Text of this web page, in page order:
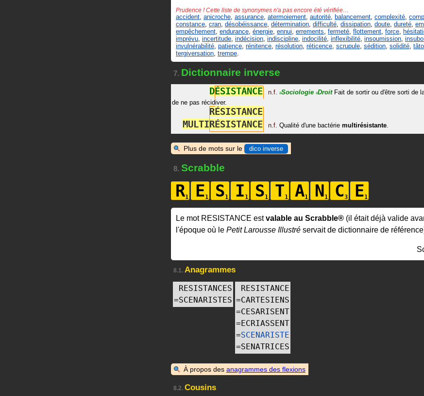
Prudence ! Cette liste de synonymes n'a pas encore été vérifiée…
accident anicroche assurance atermoiement autorité balancement complexité
constance cran désobéissance détermination difficulté dissipation doute dureté
empêchement endurance énergie ennui errements fermeté flottement force
imprévu incertitude indécision indiscipline indocilité inflexibilité insoumission
invulnérabilité patience rénitence résolution réticence scrupule sédition solidité
tergiversation trempe
7. Dictionnaire inverse
DÉSISTANCE n.f. #Sociologie #Droit Fait de sortir ou d'être sorti de
de ne pas récidiver.
RÉSISTANCE
MULTIRÉSISTANCE n.f. Qualité d'une bactérie multirésistante
Plus de mots sur le dico inverse
8. Scrabble
R E S I S T A N C E
Le mot RESISTANCE estvalable au Scrabble® (il était déjà valide
l'époque où le Petit Larousse Illustré servait de dictionnaire de
8.1. Anagrammes
RESISTANCES
=SCENARISTES
RESISTANCE
=CARTESIENS
=CESARISENT
=ECRIASSENT
=SCENARISTE
=SENATRICES
À propos des anagrammes des flexions
8.2. Cousins